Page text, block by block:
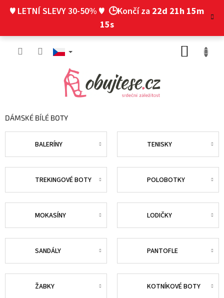
♥ LETNÍ SLEVY 30-50% ♥ 🕒Končí za 22d 21h 15m
14s
DÁMSKÉ BÍLÉ BOTY
BALERÍNY TENISKY
TREKINGOVÉ BOTY POLOBOTKY
MOKASÍNY LODIČKY
SANDÁLY PANTOFLE
ŽABKY KOTNÍKOVÉ BOTY